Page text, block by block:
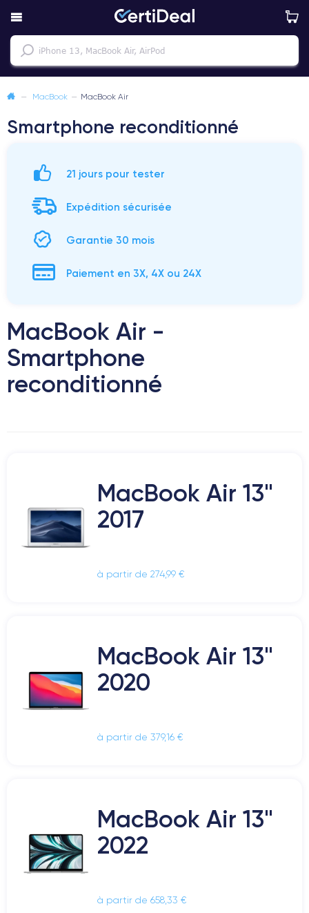
— MacBook — MacBook Air
Smartphone reconditionné
21 jours pour tester
Expédition sécurisée
Garantie 30 mois
Paiement en 3X, 4X ou 24X
MacBook Air -
Smartphone
reconditionné
MacBook Air 13"
2017
à partir de 274,99 €
MacBook Air 13"
2020
à partir de 379,16 €
MacBook Air 13"
2022
à partir de 658,33 €